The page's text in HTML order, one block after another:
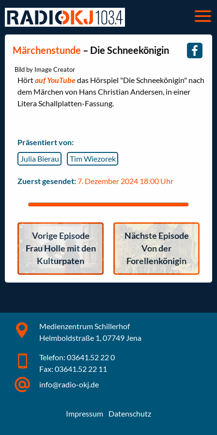
Märchenstunde – Die Schneekönigin
Bild by Image Creator
Hörtauf YouTubedas Hörspiel "Die Schneekönigin" nach
dem Märchen von Hans Christian Andersen, in einer
Litera Schallplatten-Fassung.
Präsentiert von:
Julia Bierau
Tim Wiezorek
Zuerst gesendet:7. Dezember 2024 18:00 Uhr
Vorige Episode
Frau Holle mit den
Kulturpaten
Nächste Episode
Von der
Forellenkönigin
Medienzentrum Schillerhof
Helmboldstraße 1, 07749 Jena
Telefon: 03641.52 22 0
Fax: 03641.52 22 11
info@radio-okj.de
Impressum Datenschutz